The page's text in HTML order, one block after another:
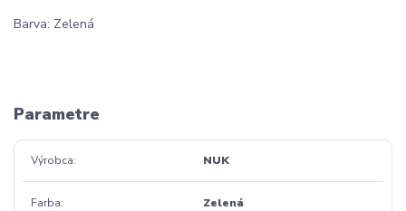
Barva: Zelená
Parametre
Výrobca NUK
Farba Zelená